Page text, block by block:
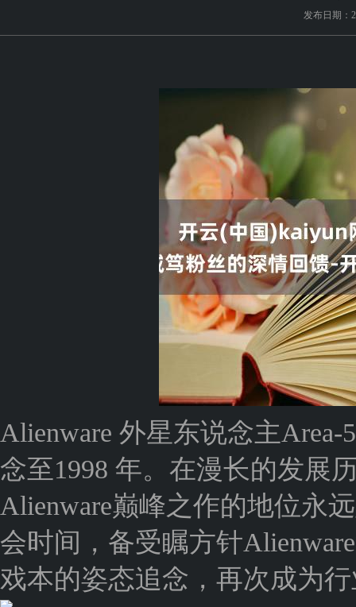
发布日期：
Alienware 外星东说念主
念至1998 年。在漫长的发展
Alienware巅峰之作的地位永
会时间，备受瞩方针
戏本的姿态追念，再次成为